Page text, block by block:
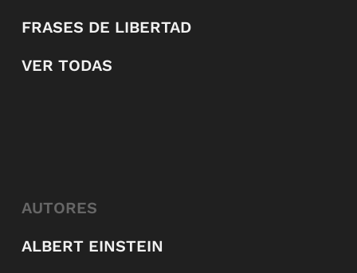
FRASES DE LIBERTAD
VER TODAS
AUTORES
ALBERT EINSTEIN